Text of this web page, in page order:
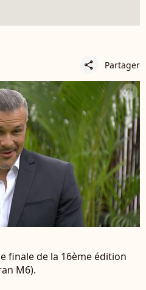
share Partager
finale de la 16ème édition
M6).